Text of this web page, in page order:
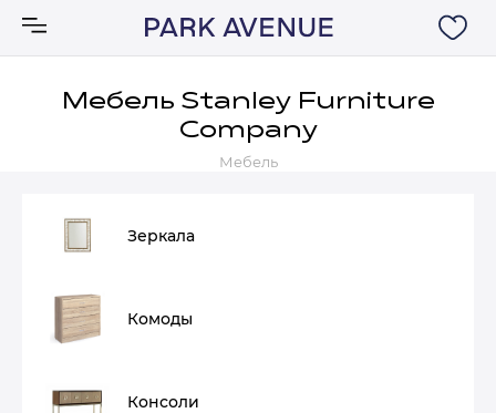
Свет
Акции
Мебель Stanley Furniture
Company
Мебель
Зеркала
Комоды
Консоли